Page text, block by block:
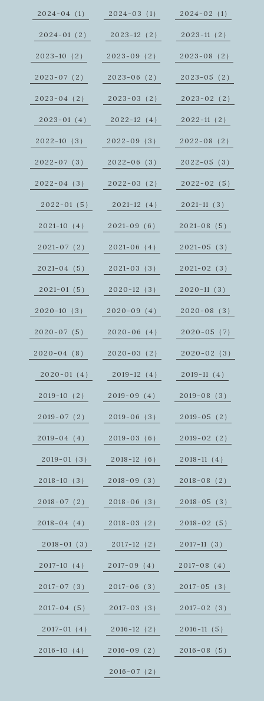
2024-04（1） 2024-03（1） 2024-02（1）
2024-01（2） 2023-12（2） 2023-11（2）
2023-10（2） 2023-09（2） 2023-08（2）
2023-07（2） 2023-06（2） 2023-05（2）
2023-04（2） 2023-03（2） 2023-02（2）
2023-01（4） 2022-12（4） 2022-11（2）
2022-10（3） 2022-09（3） 2022-08（2）
2022-07（3） 2022-06（3） 2022-05（3）
2022-04（3） 2022-03（2） 2022-02（5）
2022-01（5） 2021-12（4） 2021-11（3）
2021-10（4） 2021-09（6） 2021-08（5）
2021-07（2） 2021-06（4） 2021-05（3）
2021-04（5） 2021-03（3） 2021-02（3）
2021-01（5） 2020-12（3） 2020-11（3）
2020-10（3） 2020-09（4） 2020-08（3）
2020-07（5） 2020-06（4） 2020-05（7）
2020-04（8） 2020-03（2） 2020-02（3）
2020-01（4） 2019-12（4） 2019-11（4）
2019-10（2） 2019-09（4） 2019-08（3）
2019-07（2） 2019-06（3） 2019-05（2）
2019-04（4） 2019-03（6） 2019-02（2）
2019-01（3） 2018-12（6） 2018-11（4）
2018-10（3） 2018-09（3） 2018-08（2）
2018-07（2） 2018-06（3） 2018-05（3）
2018-04（4） 2018-03（2） 2018-02（5）
2018-01（3） 2017-12（2） 2017-11（3）
2017-10（4） 2017-09（4） 2017-08（4）
2017-07（3） 2017-06（3） 2017-05（3）
2017-04（5） 2017-03（3） 2017-02（3）
2017-01（4） 2016-12（2） 2016-11（5）
2016-10（4） 2016-09（2） 2016-08（5）
2016-07（2）